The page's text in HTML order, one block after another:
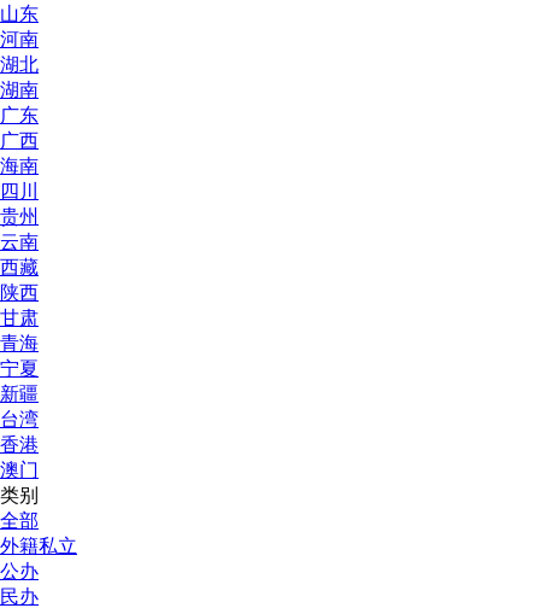
山东
河南
湖北
湖南
广东
广西
海南
四川
贵州
云南
西藏
陕西
甘肃
青海
宁夏
新疆
台湾
香港
澳门
类别
全部
外籍私立
公办
民办